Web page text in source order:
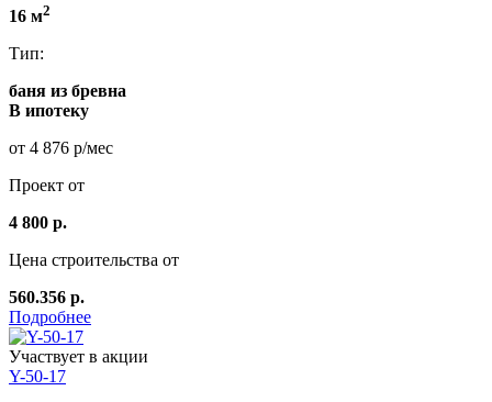
16 м2
Тип:
баня из бревна
В ипотеку
от 4 876 р/мес
Проект от
4 800 р.
Цена строительства от
560.356 р.
Подробнее
Участвует в акции
Y-50-17